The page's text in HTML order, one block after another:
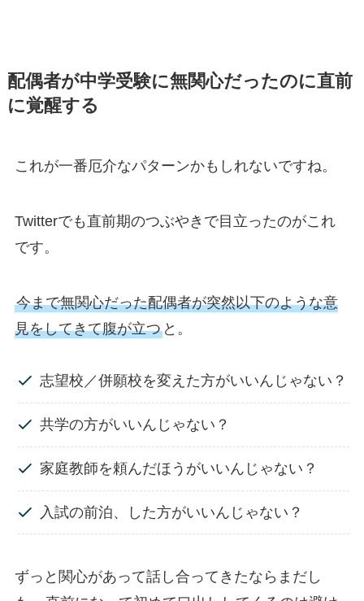
配偶者が中学受験に無関心だったのに直前
に覚醒する
これが一番厄介なパターンかもしれないですね。
Twitterでも直前期のつぶやきで目立ったのがこれ
です。
今まで無関心だった配偶者が突然以下のような意
見をしてきて腹が立つと。
志望校／併願校を変えた方がいいんじゃない？
共学の方がいいんじゃない？
家庭教師を頼んだほうがいいんじゃない？
入試の前泊、した方がいいんじゃない？
ずっと関心があって話し合ってきたならまだし